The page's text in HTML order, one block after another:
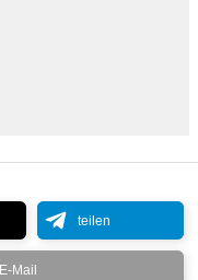
teilen
E-Mail